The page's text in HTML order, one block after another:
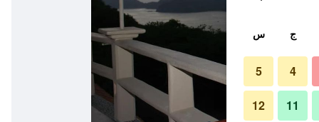
ج س
4
5
11
12